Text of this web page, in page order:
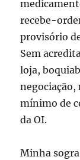
recebe-
provisório
Sem
loja,
mínimo de
da OI.
Minha